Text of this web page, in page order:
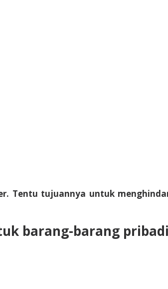
Tentu tujuannya untuk
barang-barang pribadi